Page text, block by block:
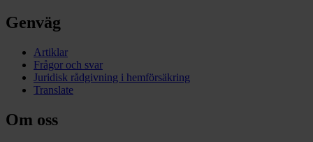
Genväg
Artiklar
Frågor och svar
Juridisk rådgivning i hemförsäkring
Translate
Om oss